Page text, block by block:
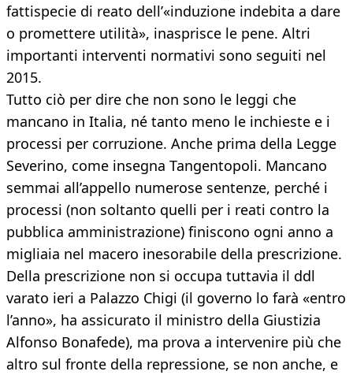
fattispecie di reato dell’«induzione indebita a dare
o promettere utilità», inasprisce le pene. Altri
importanti interventi normativi sono seguiti nel
2015.
Tutto ciò per dire che non sono le leggi che
mancano in Italia, né tanto meno le inchieste e i
processi per corruzione. Anche prima della Legge
Severino, come insegna Tangentopoli. Mancano
semmai all’appello numerose sentenze, perché i
processi (non soltanto quelli per i reati contro la
pubblica amministrazione) finiscono ogni anno a
migliaia nel macero inesorabile della prescrizione.
Della prescrizione non si occupa tuttavia il ddl
varato ieri a Palazzo Chigi (il governo lo farà «entro
l’anno», ha assicurato il ministro della Giustizia
Alfonso Bonafede), ma prova a intervenire più che
altro sul fronte della repressione, se non anche, e